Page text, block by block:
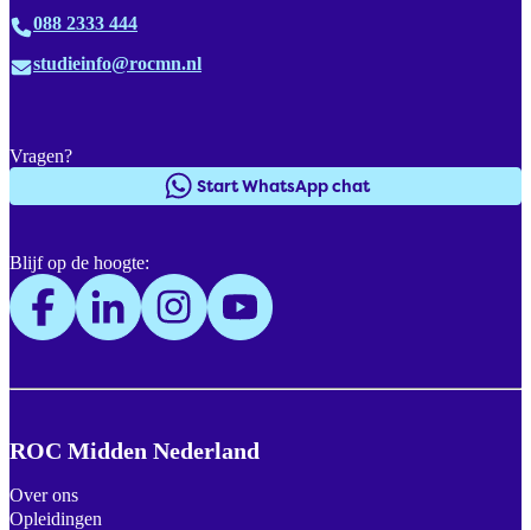
088 2333 444
studieinfo@rocmn.nl
ROC Midden Nederland
Over ons
Opleidingen
Vragen?
Start WhatsApp chat
Blijf op de hoogte: